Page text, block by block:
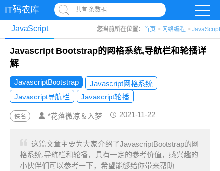
IT码农库 共有 条数据
您当前所在位置： 首页 > 网络编程 > JavaScript
JavaScript
Javascript Bootstrap的网格系统,导航栏和轮播详
解
JavascriptBootstrap
Javascript网格系统
Javascript导航栏
Javascript轮播
佚名 *花落微凉＆入梦 2021-11-22
这篇文章主要为大家介绍了JavascriptBootstrap的网
格系统,导航栏和轮播，具有一定的参考价值，感兴趣的
小伙伴们可以参考一下，希望能够给你带来帮助